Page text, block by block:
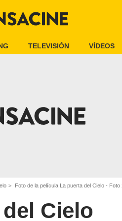
TELEVISIÓN VÍDEOS
Foto de la película La puerta del Cielo - Foto
Cielo